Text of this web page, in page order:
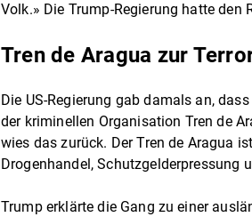
Volk.» Die Trump-Regierung hatte
Tren de Aragua zur
Die US-Regierung gab damals an,
der kriminellen Organisation Tren de
wies das zurück. Der Tren de Aragua
Drogenhandel,
Trump erklärte die Gang zu einer